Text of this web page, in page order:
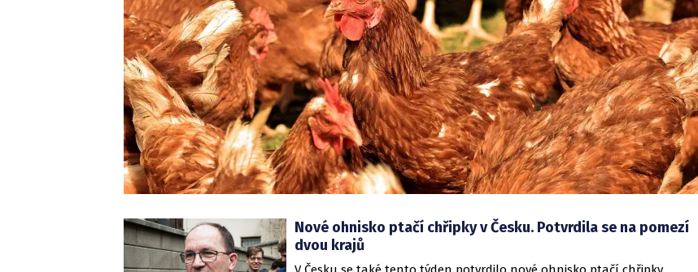
Nové ohnisko ptačí chřipky v Česku. Potvrdila se na pomezí
dvou krajů